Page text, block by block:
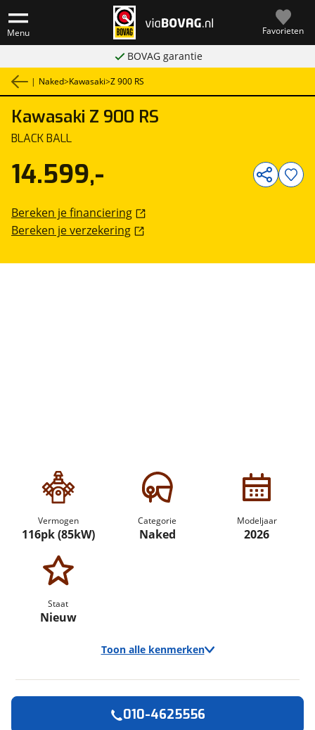
Menu Favorieten
BOVAG garantie
| Naked>Kawasaki>Z 900 RS
Kawasaki Z 900 RS
BLACK BALL
Vermogen
116pk (85kW)
Categorie
Naked
Modeljaar
2026
Staat
Nieuw
Toon alle kenmerken
14.599,-
Bereken je financiering
Bereken je verzekering
010-4625556